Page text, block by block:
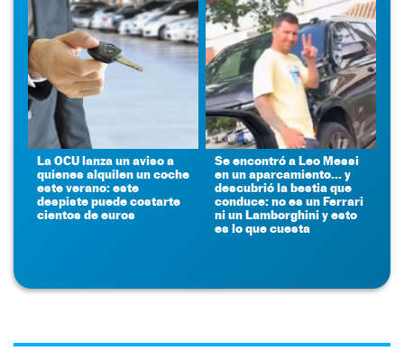
La OCU lanza un aviso a
quienes alquilen un coche
este verano: este
despiste puede costarte
cientos de euros
Se encontró a Leo Messi
en un aparcamiento... y
descubrió la bestia que
conduce: no es un Ferrari
ni un Lamborghini y esto
es lo que cuesta